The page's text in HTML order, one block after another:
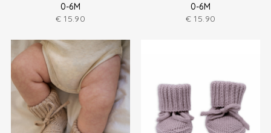
0-6M
€ 15.90
0-6M
€ 15.90